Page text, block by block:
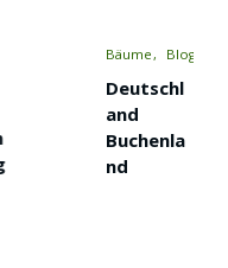
Blog
Wald zum